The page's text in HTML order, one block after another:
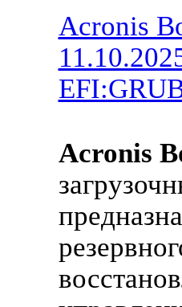
Acronis
Acronis